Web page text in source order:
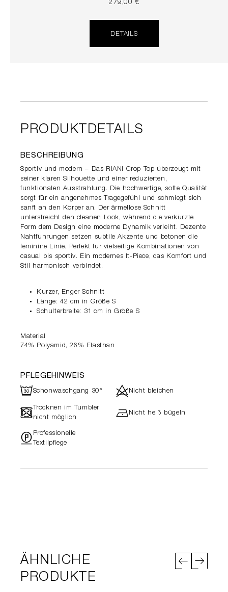
279,00 €
DETAILS
PRODUKTDETAILS
BESCHREIBUNG
Sportiv und modern – Das RIANI Crop Top überzeugt mit
seiner klaren Silhouette und einer reduzierten,
funktionalen Ausstrahlung. Die hochwertige, softe Qualität
sorgt für ein angenehmes Tragegefühl und schmiegt sich
sanft an den Körper an. Der ärmellose Schnitt
unterstreicht den cleanen Look, während die verkürzte
Form dem Design eine moderne Dynamik verleiht. Dezente
Nahtführungen setzen subtile Akzente und betonen die
feminine Linie. Perfekt für vielseitige Kombinationen von
casual bis sportiv. Ein modernes It-Piece, das Komfort und
Stil harmonisch verbindet.
Kurzer, Enger Schnitt
Länge: 42 cm in Größe S
Schulterbreite: 31 cm in Größe S
Material
74% Polyamid, 26% Elasthan
PFLEGEHINWEIS
RSchonwaschgang 30° dNicht bleichen
- Trocknen im Tumbler
nicht möglich
hNicht heiß bügeln
"Professionelle
Textilpflege
ÄHNLICHE
PRODUKTE